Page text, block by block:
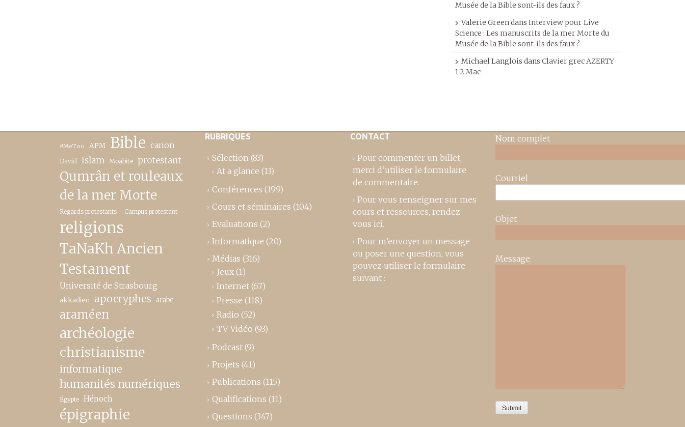
Musée de la Bible sont-ils des faux ?
Valerie Greendans Interview pour Live
Science : Les manuscrits de la mer Morte du
Musée de la Bible sont-ils des faux ?
Michael Langlois dans Clavier grec AZERTY
1.2 Mac
#MeToo APM Bible canon
David Islam Moabite protestant
Qumrân et rouleaux
de la mer Morte
Regards protestants – Campus protestant
religions
TaNaKh Ancien
Testament
Université de Strasbourg
akkadien apocryphes arabe
araméen
archéologie
christianisme
informatique
humanités numériques
Égypte Hénoch
épigraphie
RUBRIQUES
Sélection (83)
At a glance (13)
Conférences (199)
Cours et séminaires (104)
Evaluations (2)
Informatique (20)
Médias (316)
Jeux (1)
Internet (67)
Presse (118)
Radio (52)
TV-Vidéo (93)
Podcast (9)
Projets (41)
Publications (115)
Qualifications (11)
Questions (347)
CONTACT
Pour commenter un billet,
merci d’utiliser le formulaire
de commentaire.
Pour vous renseigner sur mes
cours et ressources, rendez-
vous ici.
Pour m’envoyer un message
ou poser une question, vous
pouvez utiliser le formulaire
suivant :
Nom complet
Courriel
Objet
Message